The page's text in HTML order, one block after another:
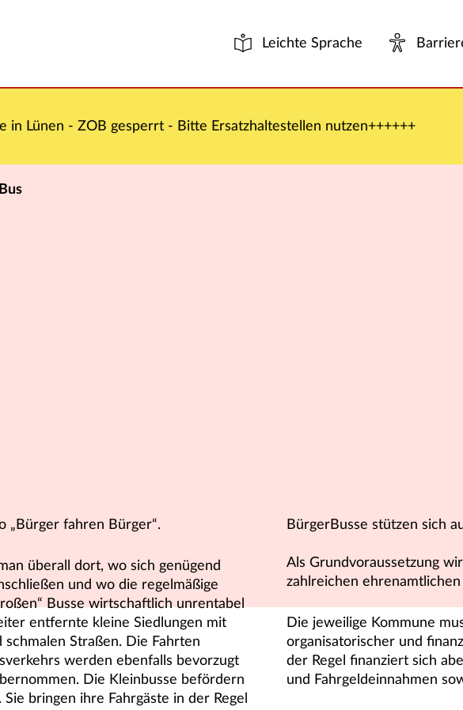
Leichte Sprache
in Lünen - ZOB gesperrt - Bitte Ersatzhaltestellen nutzen++++++
„Bürger fahren Bürger“.
überall dort, wo sich genügend
und wo die regelmäßige
Busse wirtschaftlich unrentabel
entfernte kleine Siedlungen mit
schmalen Straßen. Die Fahrten
werden ebenfalls bevorzugt
Die Kleinbusse befördern
bringen ihre Fahrgäste in der Regel
BürgerBusse stützen sich
Als Grundvoraussetzung
zahlreichen
Die jeweilige Kommune
organisatorischer und
der Regel finanziert sich
und Fahrgeldeinnahmen